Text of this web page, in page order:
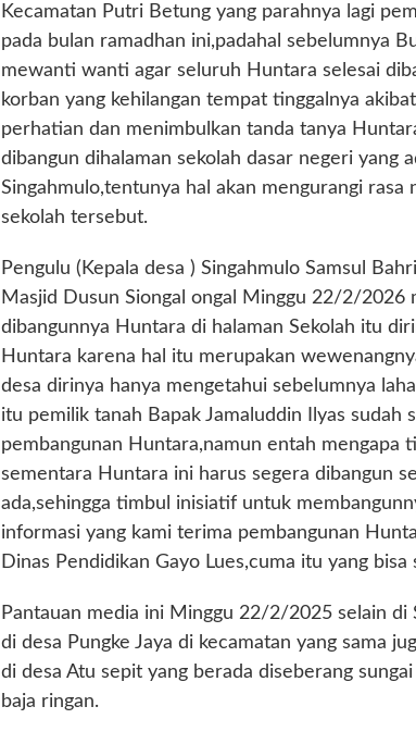
Kecamatan Putri Betung yang parahnya lagi
pada bulan ramadhan ini,padahal sebelumnya
mewanti wanti agar seluruh Huntara selesai
korban yang kehilangan tempat tinggalnya
perhatian dan menimbulkan tanda tanya
dibangun dihalaman sekolah dasar negeri yang
Singahmulo,tentunya hal akan mengurangi rasa
sekolah tersebut.
Pengulu (Kepala desa ) Singahmulo Samsul
Masjid Dusun Siongal ongal Minggu 22/2/2026
dibangunnya Huntara di halaman Sekolah itu
Huntara karena hal itu merupakan
desa dirinya hanya mengetahui sebelumnya
itu pemilik tanah Bapak Jamaluddin Ilyas sudah
pembangunan Huntara,namun entah mengapa
sementara Huntara ini harus segera dibangun
ada,sehingga timbul inisiatif untuk
informasi yang kami terima pembangunan
Dinas Pendidikan Gayo Lues,cuma itu yang
Pantauan media ini Minggu 22/2/2025 selain di
di desa Pungke Jaya di kecamatan yang sama
di desa Atu sepit yang berada diseberang
baja ringan.